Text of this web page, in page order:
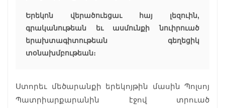
Երեկոն վերածուեցաւ հայ լեզուին,
գրականութեան եւ ասմունքի նուիրուած
երախտագիտութեան գեղեցիկ
տօնախմբութեան։
Ստորեւ մեծարանքի երեկոյթին մասին Պոլսոյ
Պատրիարքարանին էջով տրուած